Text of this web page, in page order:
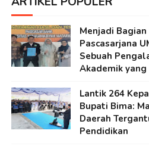
Menjadi
Pascasarjana
Sebuah
Akademik yang
Lantik 264
Bupati Bima:
Daerah
Pendidikan